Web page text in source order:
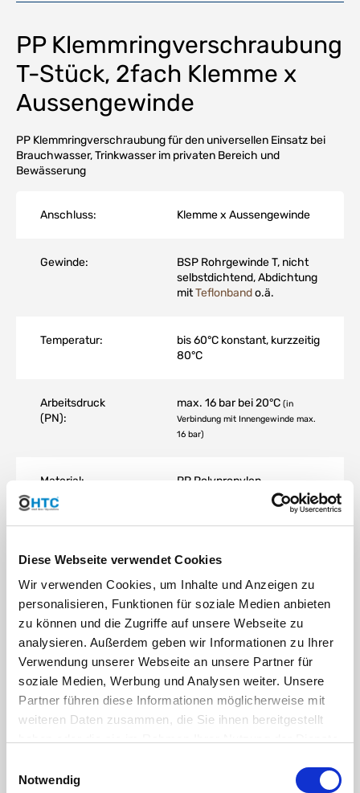
Diese Webseite verwendet Cookies
Wir verwenden Cookies, um Inhalte und Anzeigen zu
personalisieren, Funktionen für soziale Medien anbieten
zu können und die Zugriffe auf unsere Webseite zu
analysieren. Außerdem geben wir Informationen zu Ihrer
Verwendung unserer Webseite an unsere Partner für
soziale Medien, Werbung und Analysen weiter. Unsere
Partner führen diese Informationen möglicherweise mit
weiteren Daten zusammen, die Sie ihnen bereitgestellt
Cookies, wenn Sie unsere Webseite weiterhin nutzen.
Notwendig
PP Klemmringverschraubung
T-Stück, 2fach Klemme x
Aussengewinde
PP Klemmringverschraubung für den universellen Einsatz bei
Brauchwasser, Trinkwasser im privaten Bereich und
Bewässerung
Anschluss: Klemme x Aussengewinde
Gewinde:
BSP Rohrgewinde T, nicht
selbstdichtend, Abdichtung
mitTeflonbando.ä.
Temperatur:
bis 60°C konstant, kurzzeitig
80°C
Arbeitsdruck
(PN):
max. 16 bar bei 20°C (in
Verbindung mit Innengewinde max.
16 bar)
Material: PP Polypropylen
O-Ring: EPDM
Farbe:
Schwarz, Überwurfmutter:
Schwarz
Verwendung:
Rohre aus PELD, PEHD,
PE40, PE80, PE100
PVC Flexschlauch
Bewässerung: